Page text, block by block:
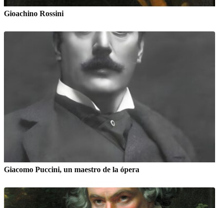
Gioachino Rossini
Giacomo Puccini, un maestro de la ópera